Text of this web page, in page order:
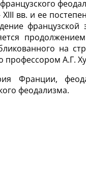
вв. и ее
на
профессором А.Г.
Франции,
феодализма.